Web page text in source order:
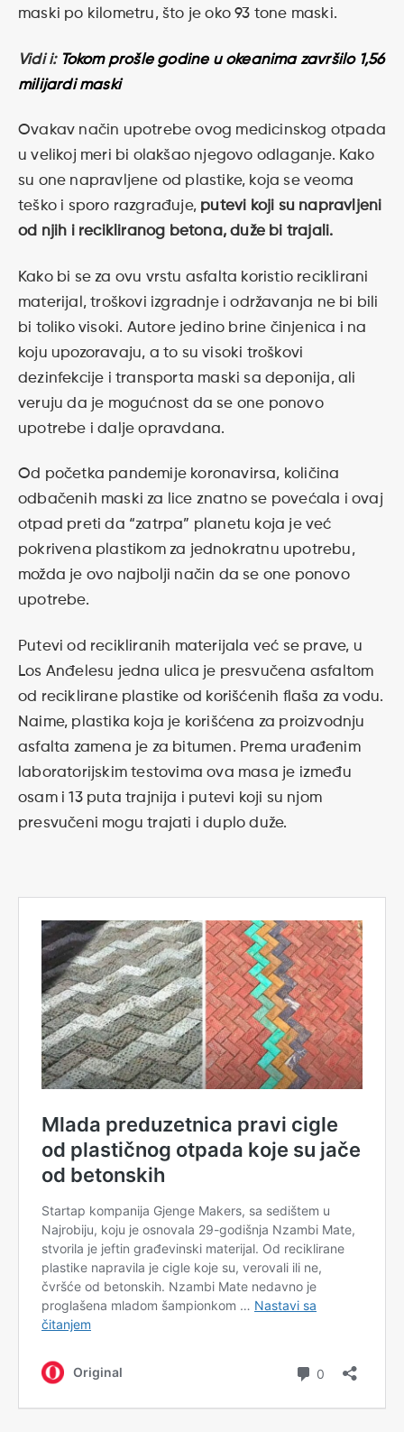
maski po kilometru, što je oko 93 tone maski.
Vidi i: Tokom prošle godine u okeanima završilo 1,56
milijardi maski
Ovakav način upotrebe ovog medicinskog otpada
u velikoj meri bi olakšao njegovo odlaganje. Kako
su one napravljene od plastike, koja se veoma
teško i sporo razgrađuje, putevi koji su napravljeni
od njih i recikliranog betona, duže bi trajali.
Kako bi se za ovu vrstu asfalta koristio reciklirani
materijal, troškovi izgradnje i održavanja ne bi bili
bi toliko visoki. Autore jedino brine činjenica i na
koju upozoravaju, a to su visoki troškovi
dezinfekcije i transporta maski sa deponija, ali
veruju da je mogućnost da se one ponovo
upotrebe i dalje opravdana.
Od početka pandemije koronavirsa, količina
odbačenih maski za lice znatno se povećala i ovaj
otpad preti da “zatrpa” planetu koja je već
pokrivena plastikom za jednokratnu upotrebu,
možda je ovo najbolji način da se one ponovo
upotrebe.
Putevi od recikliranih materijala već se prave, u
Los Anđelesu jedna ulica je presvučena asfaltom
od reciklirane plastike od korišćenih flaša za vodu.
Naime, plastika koja je korišćena za proizvodnju
asfalta zamena je za bitumen. Prema urađenim
laboratorijskim testovima ova masa je između
osam i 13 puta trajnija i putevi koji su njom
presvučeni mogu trajati i duplo duže.